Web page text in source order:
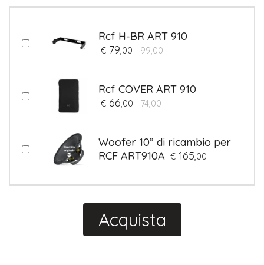
Rcf H-BR ART 910
€ 79,00 99,00
Rcf COVER ART 910
€ 66,00 74,00
Woofer 10” di ricambio per
RCF ART910A € 165,00
Acquista